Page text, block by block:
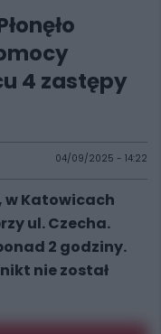
4 zastępy
04/09/2025 - 14:22
w Katowicach
ul. Czecha.
2 godziny.
nie został